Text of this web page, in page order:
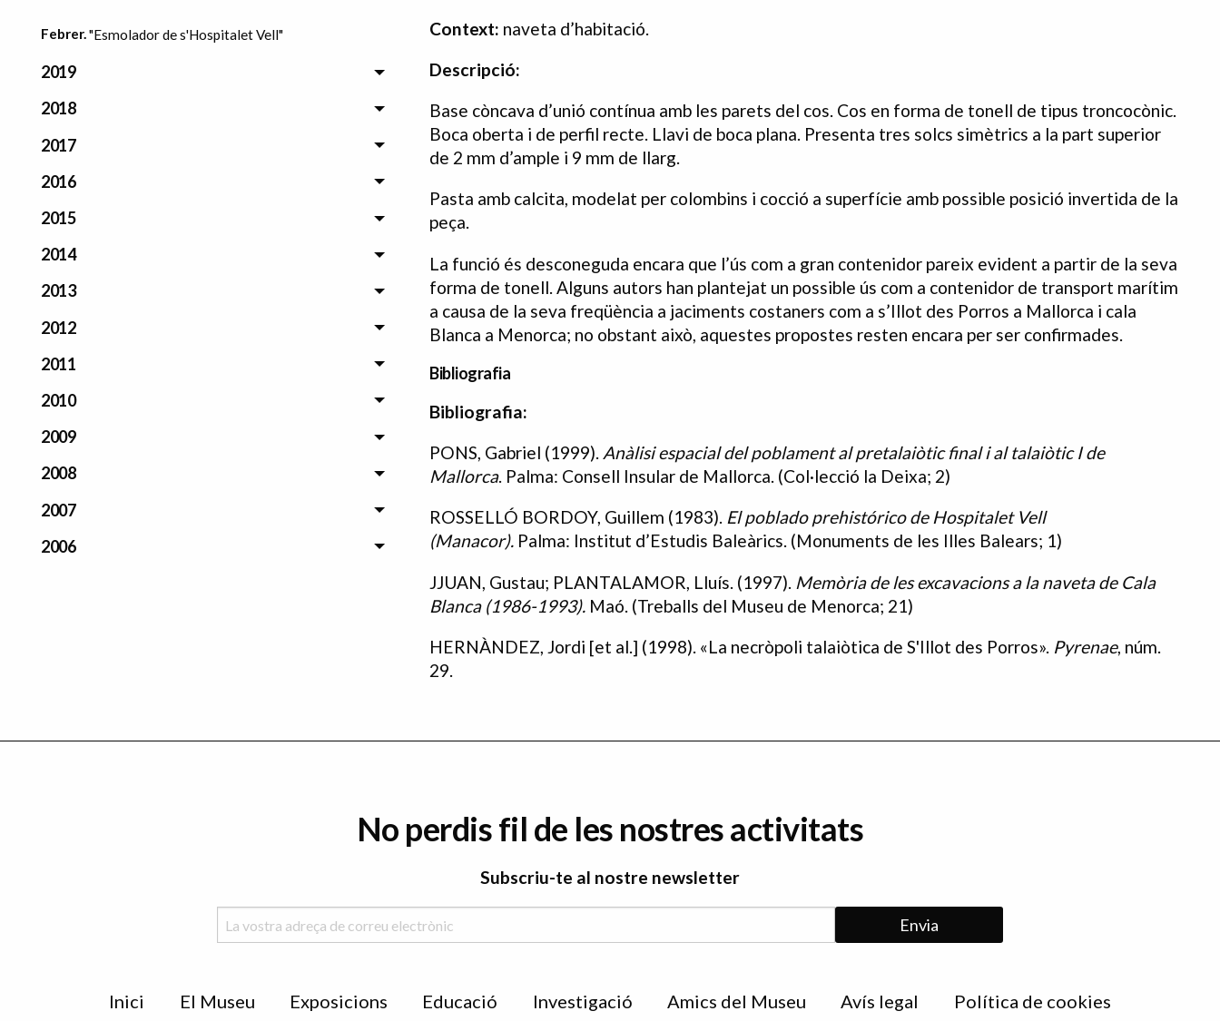
Febrer."Esmolador de s'Hospitalet Vell"
2019
2018
2017
2016
2015
2014
2013
2012
2011
2010
2009
2008
2007
2006
Context: naveta d’habitació.
Descripció:
Base còncava d’unió contínua amb les parets del cos. Cos en forma de tonell de tipus troncocònic.
Boca oberta i de perfil recte. Llavi de boca plana. Presenta tres solcs simètrics a la part superior
de 2 mm d’ample i 9 mm de llarg.
Pasta amb calcita, modelat per colombins i cocció a superfície amb possible posició invertida de la
peça.
La funció és desconeguda encara que l’ús com a gran contenidor pareix evident a partir de la seva
forma de tonell. Alguns autors han plantejat un possible ús com a contenidor de transport marítim
a causa de la seva freqüència a jaciments costaners com a s’Illot des Porros a Mallorca i cala
Blanca a Menorca; no obstant això, aquestes propostes resten encara per ser confirmades.
Bibliografia
Bibliografia
Bibliografia:
PONS, Gabriel (1999). Anàlisi espacial del poblament al pretalaiòtic final i al talaiòtic I de
Mallorca. Palma: Consell Insular de Mallorca. (Col·lecció la Deixa; 2)
ROSSELLÓ BORDOY, Guillem (1983). El poblado prehistórico de Hospitalet Vell
(Manacor). Palma: Institut d’Estudis Baleàrics. (Monuments de les Illes Balears; 1)
JJUAN, Gustau; PLANTALAMOR, Lluís. (1997). Memòria de les excavacions a la naveta de Cala
Blanca (1986-1993). Maó. (Treballs del Museu de Menorca; 21)
HERNÀNDEZ, Jordi [et al.] (1998). «La necròpoli talaiòtica de S'Illot des Porros». Pyrenae, núm.
29.
No perdis fil de les nostres activitats
Subscriu-te al nostre newsletter
Inici El Museu Exposicions Educació Investigació Amics del Museu Avís legal Política de cookies